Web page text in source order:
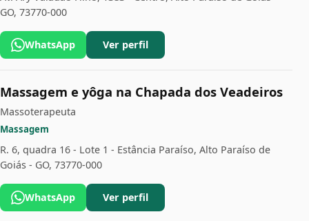
GO, 73770-000
WhatsApp Ver perfil
Massagem e yôga na Chapada dos Veadeiros
Massoterapeuta
Massagem
R. 6, quadra 16 - Lote 1 - Estância Paraíso, Alto Paraíso de
Goiás - GO, 73770-000
WhatsApp Ver perfil